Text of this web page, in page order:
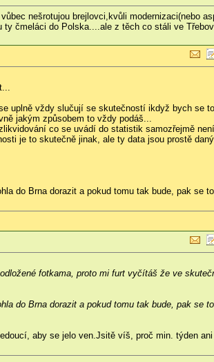
nešrotujou brejlovci,kvůli modernizaci(nebo
čmeláci do Polska....ale z těch co stáli ve
uplně vždy slučují se skutečností ikdyž bych se
jakým způsobem to vždy podáš...
co se uvádí do statistik samozřejmě
je to skutečně jinak, ale ty data jsou prostě
do Brna dorazit a pokud tomu tak bude, pak se
fotkama, proto mi furt vyčítáš že ve
do Brna dorazit a pokud tomu tak bude, pak se
aby se jelo ven.Jsitě víš, proč min. týden ani